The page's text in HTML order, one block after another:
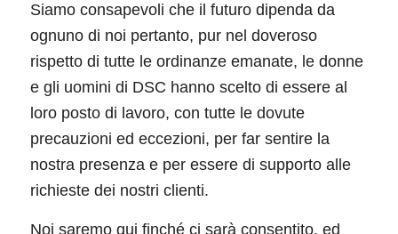
Siamo consapevoli che il futuro dipenda da
ognuno di noi pertanto, pur nel doveroso
rispetto di tutte le ordinanze emanate, le donne
e gli uomini di DSC hanno scelto di essere al
loro posto di lavoro, con tutte le dovute
precauzioni ed eccezioni, per far sentire la
nostra presenza e per essere di supporto alle
richieste dei nostri clienti.
Noi saremo qui finché ci sarà consentito, ed